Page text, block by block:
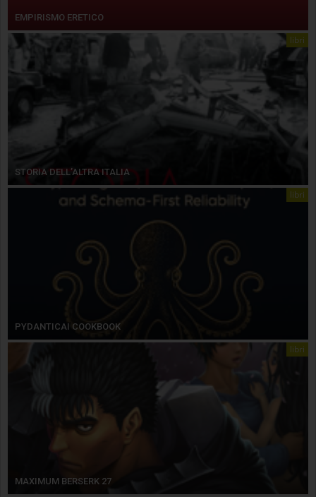
EMPIRISMO ERETICO
libri
STORIA DELL’ALTRA ITALIA
libri
PYDANTICAI COOKBOOK
libri
MAXIMUM BERSERK 27